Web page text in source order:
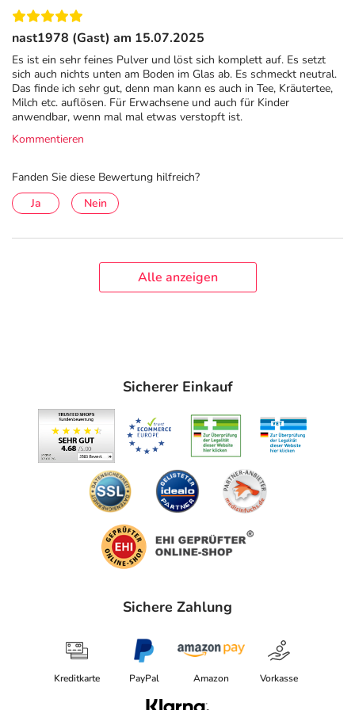
Dosierung - so wenden Sie Onligol Macrogol
4000 in der Dose richtig an
Onligol Macrogol 4000 Pulver in der Dose ermöglicht
eine individuelle Dosierung – je nach Alter,
Körpergewicht und Bedarf. Ziel ist ein weicher, gut
formbarer Stuhl.
Erwachsene und Kinder ab 20 kg (ab 11 Jahren) beginnen
Anfangsdosis:
Empfehlung: 1- bis 3-mal täglich 2 Messlöffel
Langzeitanwendung: Reduktion auf 10 g täglich (1- bis
eine normale Stuhlkonsistenz erreicht ist.
Bei Kindern unter 11 Jahren richtet sich die Dosierung
nach dem Körpergewicht:
Körpergewicht Tagesdosis
2 - 11 Jahre
2,5 Messlöffel (=12,5 g)
1-mal täglich
2 - 6 Jahre
2 Messlöffel (=10 g)
1-mal täglich
1-mal täglich
6 Monate - 1 Jahr
1-mal täglich
nast1978 (Gast) am 15.07.2025
Es ist ein sehr feines Pulver und löst sich komplett auf. Es setzt
sich auch nichts unten am Boden im Glas ab. Es schmeckt neutral.
Das finde ich sehr gut, denn man kann es auch in Tee, Kräutertee,
Milch etc. auflösen. Für Erwachsene und auch für Kinder
anwendbar, wenn mal mal etwas verstopft ist.
Kommentieren
Fanden Sie diese Bewertung hilfreich?
Ja
Nein
Alle anzeigen
Sicherer Einkauf
Sichere Zahlung
Kreditkarte PayPal Amazon Vorkasse